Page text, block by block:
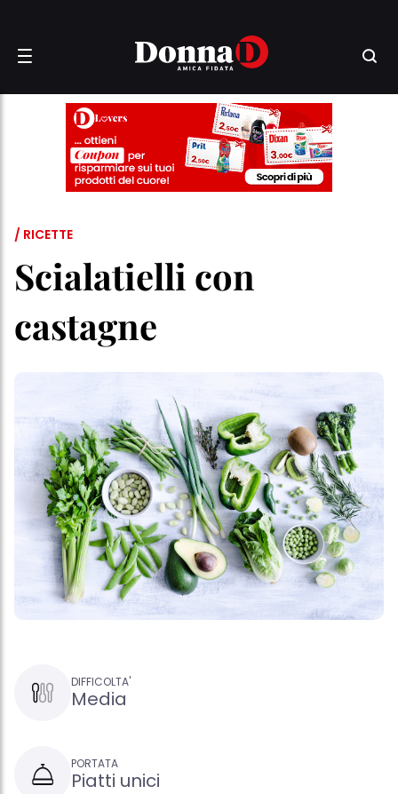
/ RICETTE
Scialatielli con
castagne
DIFFICOLTA'
Media
PORTATA
Piatti unici